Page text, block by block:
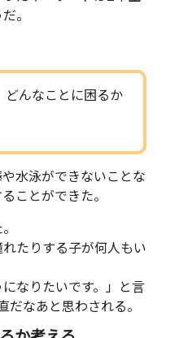
。
どんなことに困るか
水泳ができないことな
ことができた。
たりする子が何人もい
になりたいです。」と言
だなあと思わされる。